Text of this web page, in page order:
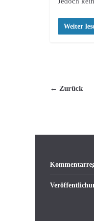
Weiter
← Zurück